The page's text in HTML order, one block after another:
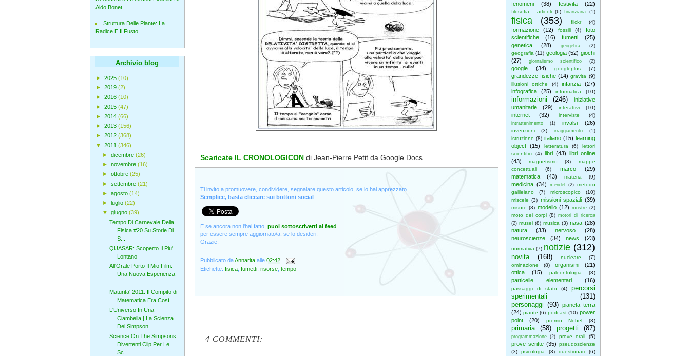
fenomeni (38) festivita (22)
filosofia - articoli (6) finanziaria (1)
fisica (353) flickr (4)
formazione (12) fossili (4)
foto
scientifiche
(16) fumetti
(25)
genetica
(28) geogebra (2)
geografia (11) geologia (52) giochi
(27)
giornalismo scientifico (2)
google (34) googleplus (7)
grandezze fisiche (14) gravita (9)
illusioni ottiche
(4) infanzia
(27)
infografica
(25) informatica (10)
informazioni (246)
iniziative
umanitarie
(29) interattivi (10)
internet (32) interviste (4)
intrattenimento (1) invalsi (26)
invenzioni (3) irraggiamento (1)
istruzione (8) italiano (15) learning
object
(15) letteratura (6)
lettori
scientifici (4) libri (43) libri online
(43)
magnetismo (3)
mappe
concettuali
(6) marco
(29)
matematica
(43) materia (9)
medicina (34) mendel (2)
metodo
galileiano
(7) microscopico
(10)
miscele (3) missioni spaziali (39)
misure (3) modello (12) mostre (2)
moto dei corpi (8) motori di ricerca
(2) musei (8) musica (3) nasa (28)
natura
(33) nervoso
(28)
neuroscienze
(34) news (23)
normativa (7) notizie (312)
novita (168) nucleare
(7)
ominazione
(8) organismi
(21)
ottica
(15) paleontologia (3)
particelle elementari (16)
passaggi di stato (4)
percorsi
sperimentali
(131)
personaggi (93)
pianeta terra
(24) piante (6) podcast (10) power
point
(20) premio Nobel (3)
primaria (58) progetti (87)
programmazione (2) prove orali (5)
prove scritte (35) pseudoscienze
(3)
psicologia (3) questionari
(6)
Scaricate IL CRONOLOGICONdi Jean-Pierre Petit da Google Docs.
Ti invito a promuovere, condividere, segnalare questo articolo, se lo hai apprezzato.
Semplice, basta cliccare sui bottoni social.
E se ancora non l'hai fatto, puoi sottoscriverti ai feed
per essere sempre aggiornato/a, se lo desideri.
Grazie.
Pubblicato daAnnarita alle 02:42
Etichette: fisica, fumetti, risorse, tempo
4 COMMENTI:
Aldo Bonet
Struttura Delle Piante: La
Radice E Il Fusto
Archivio blog
► 2025 (10)
► 2019 (2)
► 2016 (10)
► 2015 (47)
► 2014 (66)
► 2013 (156)
► 2012 (368)
▼ 2011 (346)
► dicembre (26)
► novembre (16)
► ottobre (25)
► settembre (21)
► agosto (14)
►
luglio (22)
▼ giugno (39)
Tempo Di Carnevale Della
Fisica #20 Su Storie Di
S...
QUASAR: Scoperto Il Piu'
Lontano
All'Orale Porto Il Mio Film:
Una Nuova Esperienza
Maturita' 2011: Il Compito di
Matematica Era Così ...
L'Universo In Una
Ciambella | La Scienza
Dei Simpson
Science On The Simpsons:
Divertenti Clip Per Le
Sc...